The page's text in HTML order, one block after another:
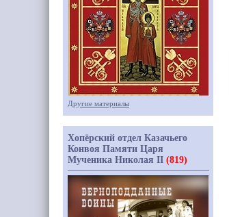
Другие материалы
Хопёрский отдел Казачьего
Конвоя Памяти Царя
Мученика Николая II (819)